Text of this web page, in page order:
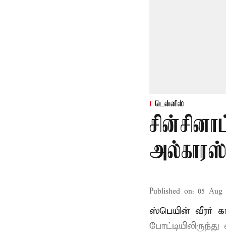
டென்னிஸ்
Published on: 05 Aug
ஸ்பெயின் வீரர்